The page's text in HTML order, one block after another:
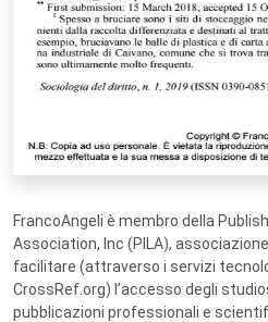
FrancoAngeli è membro della
Association, Inc (PILA),
facilitare (attraverso i servizi
CrossRef.org) l’accesso degli
pubblicazioni professionali e